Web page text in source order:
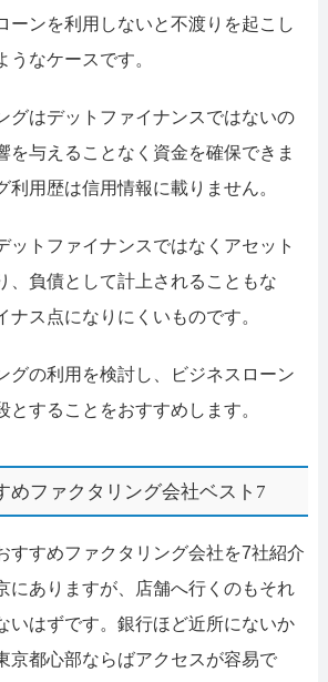
ーンを利用しないと不渡りを起こし
うなケースです。
グはデットファイナンスではないの
を与えることなく資金を確保できま
利用歴は信用情報に載りません。
ットファイナンスではなくアセット
、負債として計上されることもな
ナス点になりにくいものです。
グの利用を検討し、ビジネスローン
とすることをおすすめします。
めファクタリング会社ベスト7
すすめファクタリング会社を7社紹介
にありますが、店舗へ行くのもそれ
いはずです。銀行ほど近所にないか
京都心部ならばアクセスが容易で